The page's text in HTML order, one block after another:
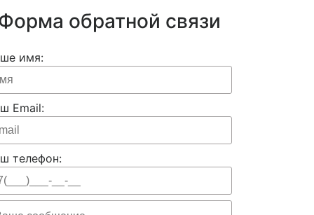
обратной связи
имя:
Email:
телефон: